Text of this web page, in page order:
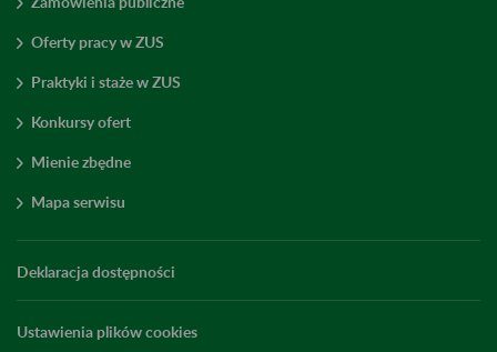
Oferty pracy w ZUS
Praktyki i staże w ZUS
Konkursy ofert
Mienie zbędne
Mapa serwisu
Deklaracja dostępności
Ustawienia plików cookies